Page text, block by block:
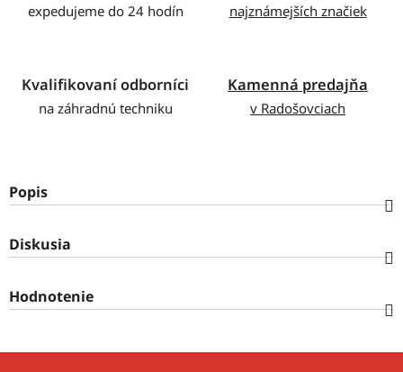
expedujeme do 24 hodín najznámejších značiek
Kvalifikovaní odborníci
na záhradnú techniku
Kamenná predajňa
v Radošovciach
Popis
Diskusia
Hodnotenie